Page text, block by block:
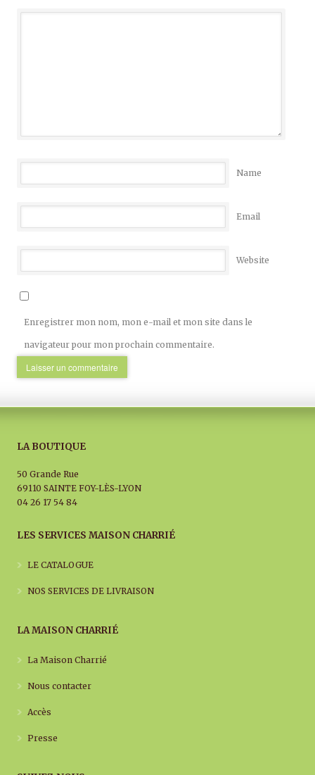
Name
Email
Website
Enregistrer mon nom, mon e-mail et mon site dans le
navigateur pour mon prochain commentaire.
LA BOUTIQUE
50 Grande Rue
69110 SAINTE FOY-LÈS-LYON
04 26 17 54 84
LES SERVICES MAISON CHARRIÉ
LE CATALOGUE
NOS SERVICES DE LIVRAISON
LA MAISON CHARRIÉ
La Maison Charrié
Nous contacter
Accès
Presse